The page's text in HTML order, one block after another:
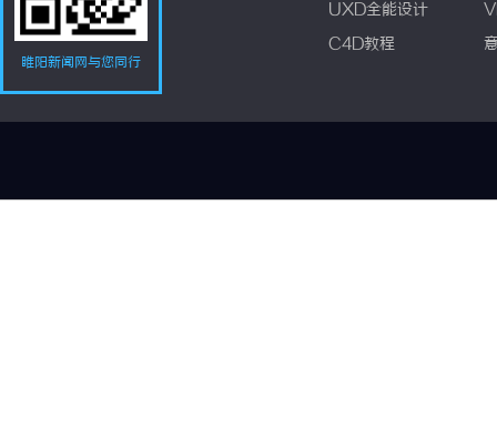
睢阳新闻网与您同行
UXD全能设计
C4D教程